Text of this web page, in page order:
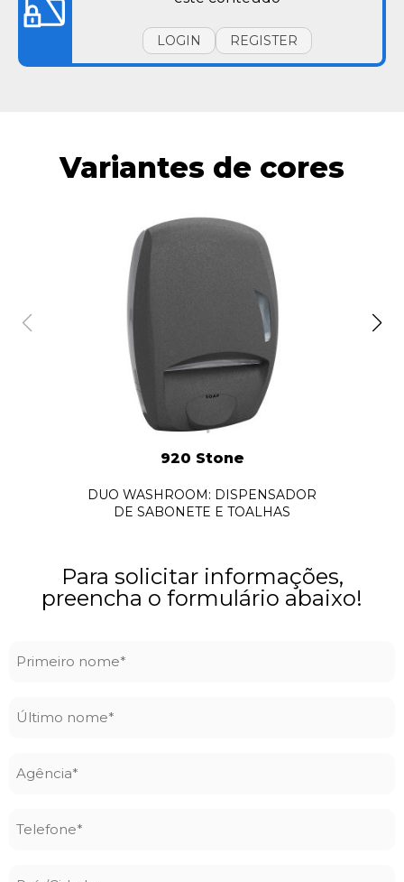
LOGIN REGISTER
Variantes de cores
920 Stone
DUO WASHROOM: DISPENSADOR
DE SABONETE E TOALHAS
Para solicitar informações,
preencha o formulário abaixo!
Último